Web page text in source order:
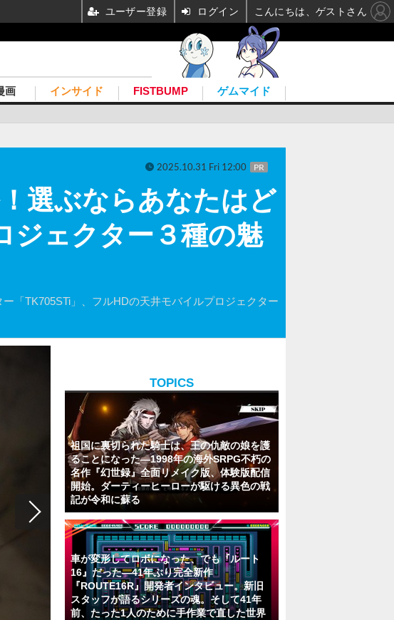
画 インサイド FISTBUMP ゲムマイド
選ぶならあなたはど
ジェクター３種の魅
「TK705STi」、フルHDの天井モバイルプロジェクター
2025.10.31 Fri 12:00 PR
TOPICS
祖国に裏切られた騎士は、王の仇敵の娘を護
ることになった―1998年の海外SRPG不朽の
名作『幻世録』全面リメイク版、体験版配信
開始。ダーティーヒーローが駆ける異色の戦
記が令和に蘇る
車が変形してロボになった、でも『ルート
16』だった―41年ぶり完全新作
『ROUTE16R』開発者インタビュー。新旧
スタッフが語るシリーズの魂。そして41年
前、たった1人のために手作業で直した世界
ユーザー登録 ログイン こんにちは、ゲストさん